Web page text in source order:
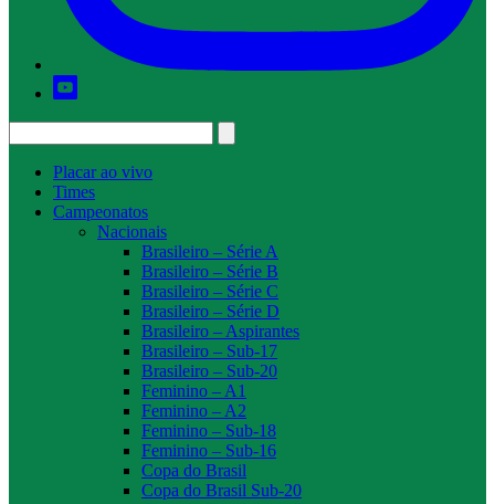
Placar ao vivo
Times
Campeonatos
Nacionais
Brasileiro – Série A
Brasileiro – Série B
Brasileiro – Série C
Brasileiro – Série D
Brasileiro – Aspirantes
Brasileiro – Sub-17
Brasileiro – Sub-20
Feminino – A1
Feminino – A2
Feminino – Sub-18
Feminino – Sub-16
Copa do Brasil
Copa do Brasil Sub-20